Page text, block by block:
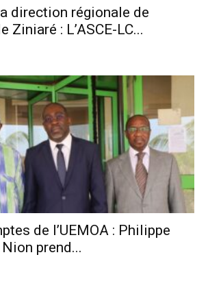
direction régionale de
Ziniaré : L’ASCE-LC...
de l’UEMOA : Philippe
prend...